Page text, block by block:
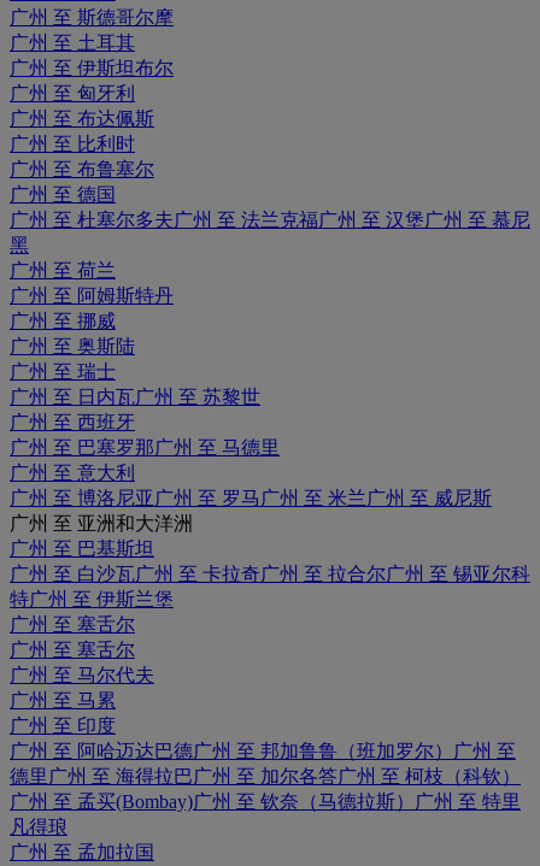
广州 至 斯德哥尔摩
广州 至 土耳其
广州 至 伊斯坦布尔
广州 至 匈牙利
广州 至 布达佩斯
广州 至 比利时
广州 至 布鲁塞尔
广州 至 德国
广州 至 杜塞尔多夫广州 至 法兰克福广州 至 汉堡广州 至 慕尼
黑
广州 至 荷兰
广州 至 阿姆斯特丹
广州 至 挪威
广州 至 奥斯陆
广州 至 瑞士
广州 至 日内瓦广州 至 苏黎世
广州 至 西班牙
广州 至 巴塞罗那广州 至 马德里
广州 至 意大利
广州 至 博洛尼亚 广州 至 罗马 广州 至 米兰广州 至 威尼斯
广州 至 亚洲和大洋洲
广州 至 巴基斯坦
广州 至 白沙瓦广州 至 卡拉奇广州 至 拉合尔广州 至 锡亚尔科
特广州 至 伊斯兰堡
广州 至 塞舌尔
广州 至 塞舌尔
广州 至 马尔代夫
广州 至 马累
广州 至 印度
广州 至 阿哈迈达巴德广州 至 邦加鲁鲁（班加罗尔）
广州 至
德里 广州 至 海得拉巴广州 至 加尔各答广州 至 柯枝（科钦）
广州 至 孟买(Bombay)广州 至 钦奈（马德拉斯）
广州 至 特里
凡得琅
广州 至 孟加拉国